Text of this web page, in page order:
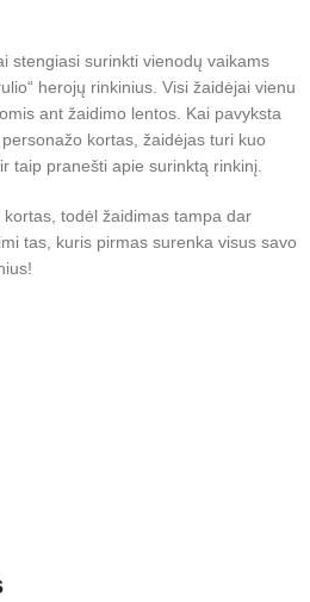
stengiasi surinkti vienodų vaikams
herojų rinkinius. Visi žaidėjai vienu
ant žaidimo lentos. Kai pavyksta
kortas, žaidėjas turi kuo
taip pranešti apie surinktą rinkinį.
todėl žaidimas tampa dar
tas, kuris pirmas surenka visus savo